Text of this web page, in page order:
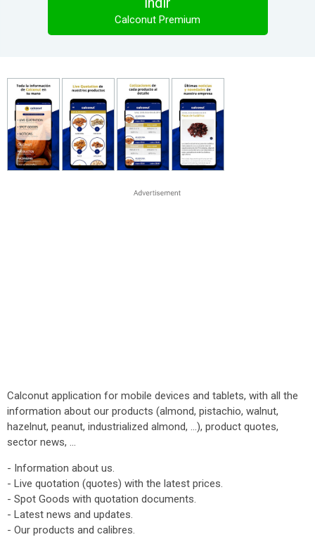
Calconut Premium
Calconut application for mobile devices and tablets, with all the
information about our products (almond, pistachio, walnut,
hazelnut, peanut, industrialized almond, ...), product quotes,
sector news, ...
- Information about us.
- Live quotation (quotes) with the latest prices.
- Spot Goods with quotation documents.
- Latest news and updates.
- Our products and calibres.